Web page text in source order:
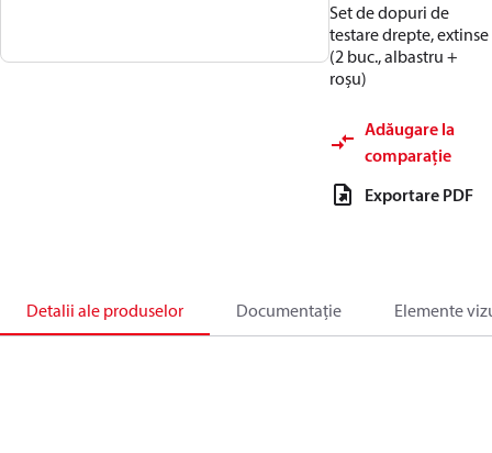
Set de dopuri de
testare drepte, extinse
(2 buc., albastru +
roșu)
Adăugare la
comparație
Exportare PDF
Detalii ale produselor Documentație Elemente